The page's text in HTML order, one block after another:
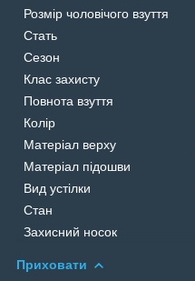
Розмір чоловічого взуття
Стать
Сезон
Клас захисту
Повнота взуття
Колір
Матеріал верху
Матеріал підошви
Вид устілки
Стан
Захисний носок
Приховати